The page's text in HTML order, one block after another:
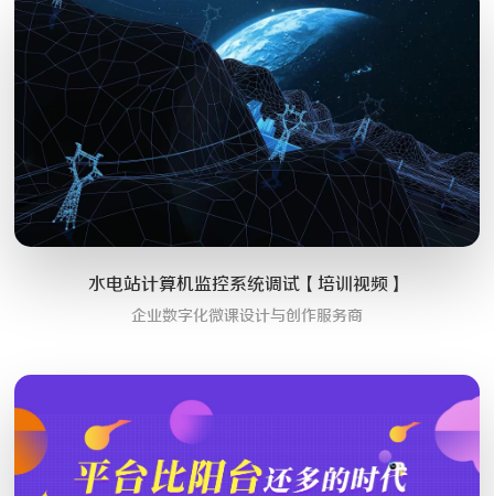
水电站计算机监控系统调试【培训视频】
企业数字化微课设计与创作服务商